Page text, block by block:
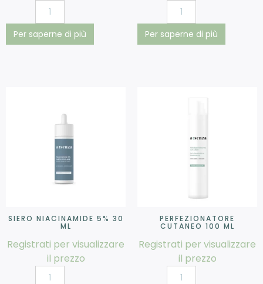
Per saperne di più Per saperne di più
SIERO NIACINAMIDE 5% 30
ML
Registrati per visualizzare
il prezzo
PERFEZIONATORE
CUTANEO 100 ML
Registrati per visualizzare
il prezzo